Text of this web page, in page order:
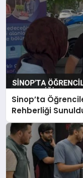
Sinop’ta
Rehberliği